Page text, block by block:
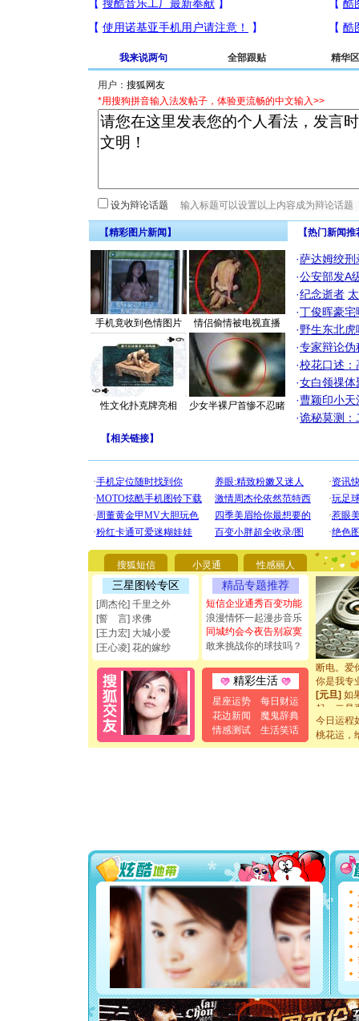
我来说两句 全部跟贴 精华区
用户：
*用搜狗拼音输入法发帖子，体验更流畅的中文输入>>
设为辩论话题
【精彩图片新闻】
手机竟收到色情图片 情侣偷情被电视直播
性文化扑克牌亮相 少女半裸尸首惨不忍睹
【热门新闻
·萨达姆绞刑
·公安部发A
·纪念逝者
·丁俊晖豪
·野生东北
·专家辩论伪
·校花口述：
·女白领祼体
·曹颖印小天
·诡秘莫测：
【相关链接】
搜狐短信 小灵通 性感丽人
三星图铃专区
[周杰伦] 千里之外
[誓 言] 求佛
[王力宏] 大城小爱
[王心凌] 花的嫁纱
精品专题推荐
短信企业通秀百变功能
浪漫情怀一起漫步音乐
同城约会今夜告别寂寞
敢来挑战你的球技吗？
精彩生活
星座运势
每日财运
花边新闻
魔鬼辞典
情感测试
生活笑话
[圣诞节]
你太多，
要平安
[圣诞节]
能正大光
都要快乐
[圣诞节]
如意,快
[元旦]看
断电。爱
你是我专
[元旦]如
起；二是
离。水晶
[元旦]当
泣，这痛
[圣诞节]
你太多
要平安！
[圣诞节]
能正大
都要快乐
[圣诞节]
如意,快
[元旦]
看
断电。
你是我
[元旦]如
起；二是
今日运程
桃花运，